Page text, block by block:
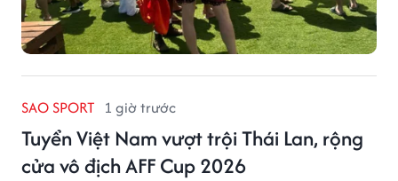
SAO SPORT 1 giờ trước
Tuyển Việt Nam vượt trội Thái Lan, rộng
cửa vô địch AFF Cup 2026